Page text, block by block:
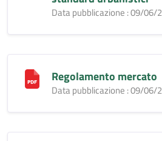
Data pubblicazione : 09/06/
Regolamento mercato
Data pubblicazione : 09/06/